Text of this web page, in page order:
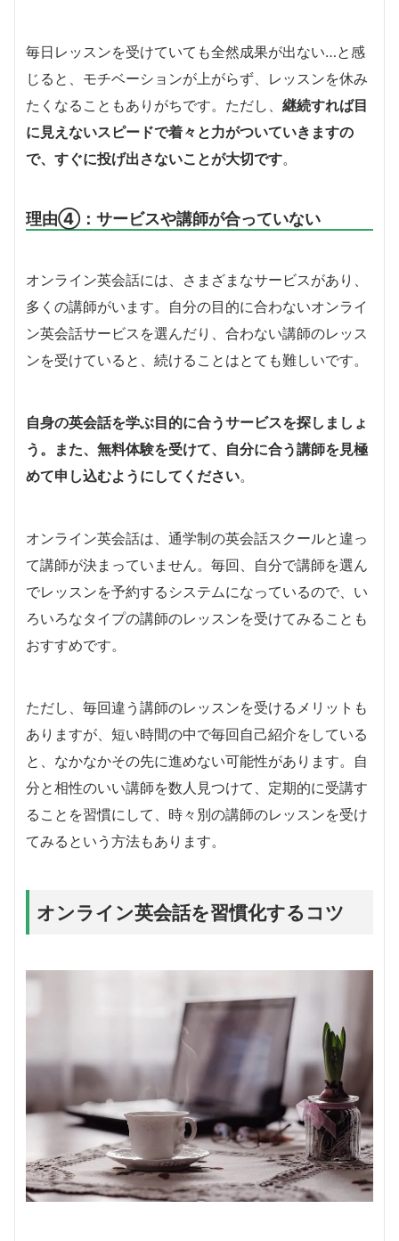
毎日レッスンを受けていても全然成果が出ない…と感
じると、モチベーションが上がらず、レッスンを休み
たくなることもありがちです。ただし、 継続すれば目
に見えないスピードで着々と力がついていきますの
で、すぐに投げ出さないことが大切です。
理由④：サービスや講師が合っていない
オンライン英会話には、さまざまなサービスがあり、
多くの講師がいます。自分の目的に合わないオンライ
ン英会話サービスを選んだり、合わない講師のレッス
ンを受けていると、続けることはとても難しいです。
自身の英会話を学ぶ目的に合うサービスを探しましょ
う。また、無料体験を受けて、自分に合う講師を見極
めて申し込むようにしてください。
オンライン英会話は、通学制の英会話スクールと違っ
て講師が決まっていません。毎回、自分で講師を選ん
でレッスンを予約するシステムになっているので、い
ろいろなタイプの講師のレッスンを受けてみることも
おすすめです。
ただし、毎回違う講師のレッスンを受けるメリットも
ありますが、短い時間の中で毎回自己紹介をしている
と、なかなかその先に進めない可能性があります。自
分と相性のいい講師を数人見つけて、定期的に受講す
ることを習慣にして、時々別の講師のレッスンを受け
てみるという方法もあります。
オンライン英会話を習慣化するコツ